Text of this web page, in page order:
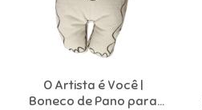
O Artista é Você |
Boneco de Pano para